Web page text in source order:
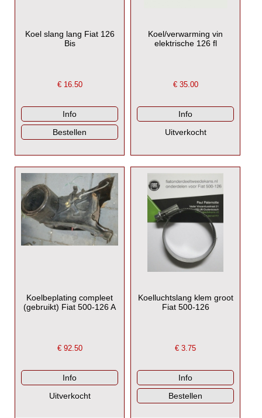
Koel slang lang Fiat 126
Bis
€ 16.50
Koel/verwarming vin
elektrische 126 fl
€ 35.00
Koelbeplating compleet
(gebruikt) Fiat 500-126 A
€ 92.50
Koelluchtslang klem groot
Fiat 500-126
€3.75